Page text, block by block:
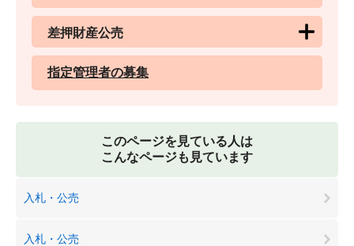
差押財産公売
指定管理者の募集
このページを見ている人は
こんなページも見ています
入札・公売
入札・公売